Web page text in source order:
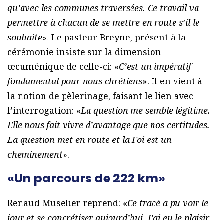
qu’avec les communes traversées. Ce travail va
permettre à chacun de se mettre en route s’il le
souhaite». Le pasteur Breyne, présent à la
cérémonie insiste sur la dimension
œcuménique de celle-ci: «C’est un impératif
fondamental pour nous chrétiens». Il en vient à
la notion de pèlerinage, faisant le lien avec
l’interrogation: «La question me semble légitime.
Elle nous fait vivre d’avantage que nos certitudes.
La question met en route et la Foi est un
cheminement».
«Un parcours de 222 km»
Renaud Muselier reprend: «Ce tracé a pu voir le